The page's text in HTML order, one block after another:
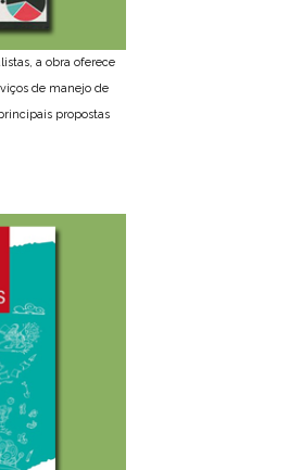
a obra oferece
de manejo de
propostas